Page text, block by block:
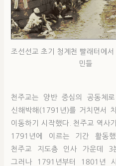
조선선교 초기 청계천 빨래터에
민들
천주교는 양반 중심의 공동체
신해박해(1791년)를 거치면서
이동하기 시작했다. 천주교 역사
1791년에 이르는 기간 활동
천주교 지도층 인사 가운데 3
그러나 1791년부터 1801년